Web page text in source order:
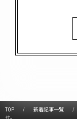
TOP 新着記事一覧
せ。